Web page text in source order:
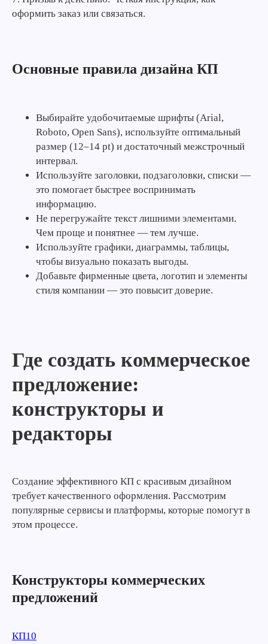
оформить заказ или связаться.
Основные правила дизайна КП
Выбирайте удобочитаемые шрифты (Arial,
Roboto, Open Sans), используйте оптимальный
размер (12–14 pt) и достаточный межстрочный
интервал.
Используйте заголовки, подзаголовки, списки —
это помогает быстрее воспринимать
информацию.
Не перегружайте текст лишними элементами.
Чем проще и понятнее — тем лучше.
Используйте графики, диаграммы, таблицы,
чтобы визуально показать выгоды.
Добавьте фирменные цвета, логотип и элементы
стиля компании — это повысит доверие.
Где создать коммерческое
предложение:
конструкторы и
редакторы
Создание эффективного КП с красивым дизайном
требует качественного оформления. Рассмотрим
популярные сервисы и платформы, которые помогут в
этом процессе.
Конструкторы коммерческих
предложений
КП10